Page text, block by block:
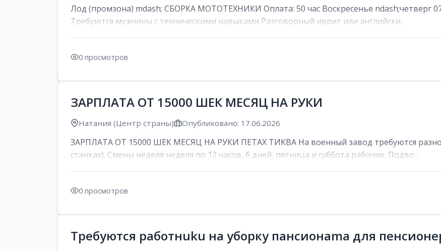
Лод (промзона) mdash; СБОРКА МОТОТЕХНИКИ Оплата: 50 час Воскресенье ndash;четверг
Требуются мужчины с техническими навыками Разговорный иврит или английски...
0 просмотров
ЗАРПЛАТА ОТ 15000 ШЕК МЕСЯЦ НА РУКИ
Натания (Центр страны) Опубликовано: 17.06.2026
ЗАРПЛАТА ОТ 15000 ШЕК МЕСЯЦ НА РУКИ ПЕТАХ ТИКВА На военный завод требуются
станках). Смены неделя неделя по 12 часов, 6 дней, пятница и суббота рабочие. Подво...
0 просмотров
Требуются работнuku на уборку пансионama для